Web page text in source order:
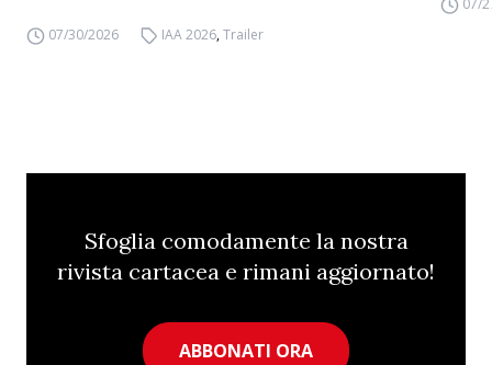
07/30/2026 IAA 2026,Trailer
07/
Sfoglia comodamente la nostra
rivista cartacea e rimani aggiornato!
ABBONATI ORA